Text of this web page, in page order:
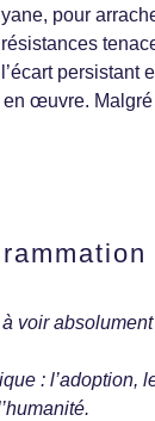
pour
persistant
œuvre.
voir
: